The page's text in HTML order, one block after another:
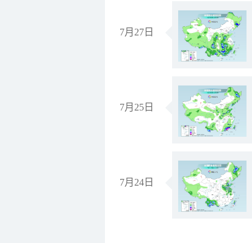
7月27日
7月25日
7月24日